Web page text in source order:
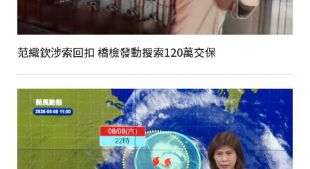
范織欽涉索回扣 橋檢發動搜索120萬交保